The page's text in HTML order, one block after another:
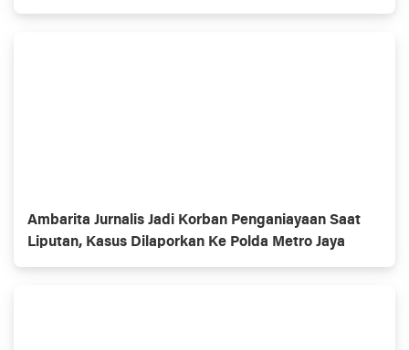
Asasi Manusia
Ambarita Jurnalis Jadi Korban Penganiayaan Saat
Liputan, Kasus Dilaporkan Ke Polda Metro Jaya